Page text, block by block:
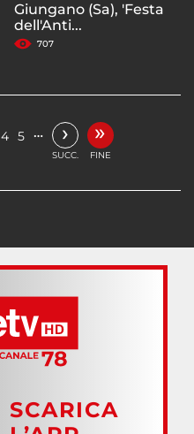
Giungano (Sa), 'Festa
dell'Anti...
707
4 5 … ›
SUCC.
»
FINE
SCARICA